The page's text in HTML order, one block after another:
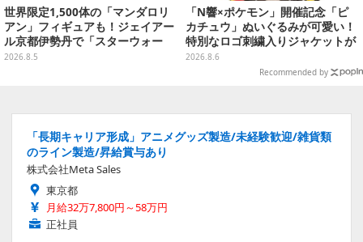
世界限定1,500体の「マンダロリ
アン」フィギュアも！ジェイアー
ル京都伊勢丹で「スターウォー
ズ」&「マーベル」ポップアップ
2026.8.5
「N響×ポケモン」開催記念「ピ
カチュウ」ぬいぐるみが可愛い！
特別なロゴ刺繍入りジャケットが
オシャレ
2026.8.6
Recommended by
「長期キャリア形成」アニメグッズ製造/未経験歓迎/雑貨類
のライン製造/昇給賞与あり
株式会社Meta Sales
東京都
月給32万7,800円～58万円
正社員